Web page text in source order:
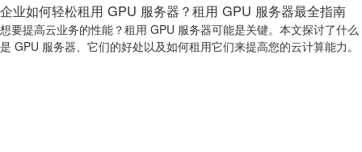
企业如何轻松租用 GPU 服务器？租用 GPU 服务器最全指南
想要提高云业务的性能？租用 GPU 服务器可能是关键。本文探讨了什么
是 GPU 服务器、它们的好处以及如何租用它们来提高您的云计算能力。